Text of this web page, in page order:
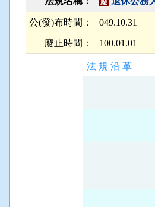
廢
公(發)布時間： 049.10.31
廢止時間： 100.01.01
法 規 沿 革